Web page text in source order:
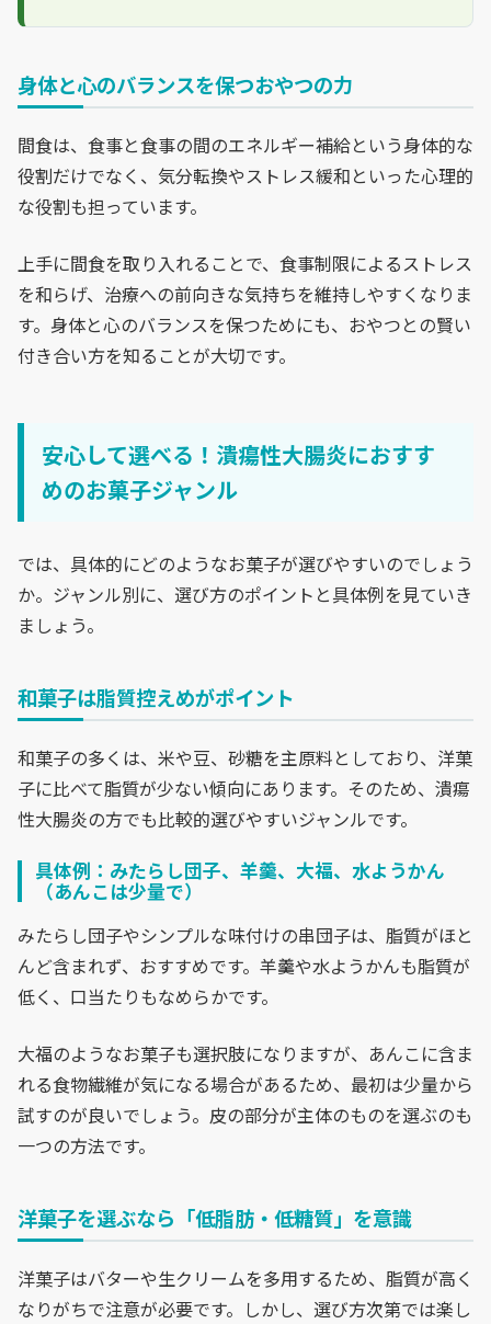
身体と心のバランスを保つおやつの力
間食は、食事と食事の間のエネルギー補給という身体的な
役割だけでなく、気分転換やストレス緩和といった心理的
な役割も担っています。
上手に間食を取り入れることで、食事制限によるストレス
を和らげ、治療への前向きな気持ちを維持しやすくなりま
す。身体と心のバランスを保つためにも、おやつとの賢い
付き合い方を知ることが大切です。
安心して選べる！潰瘍性大腸炎におすす
めのお菓子ジャンル
では、具体的にどのようなお菓子が選びやすいのでしょう
か。ジャンル別に、選び方のポイントと具体例を見ていき
ましょう。
和菓子は脂質控えめがポイント
和菓子の多くは、米や豆、砂糖を主原料としており、洋菓
子に比べて脂質が少ない傾向にあります。そのため、潰瘍
性大腸炎の方でも比較的選びやすいジャンルです。
具体例：みたらし団子、羊羹、大福、水ようかん
（あんこは少量で）
みたらし団子やシンプルな味付けの串団子は、脂質がほと
んど含まれず、おすすめです。羊羹や水ようかんも脂質が
低く、口当たりもなめらかです。
大福のようなお菓子も選択肢になりますが、あんこに含ま
れる食物繊維が気になる場合があるため、最初は少量から
試すのが良いでしょう。皮の部分が主体のものを選ぶのも
一つの方法です。
洋菓子を選ぶなら「低脂肪・低糖質」を意識
洋菓子はバターや生クリームを多用するため、脂質が高く
なりがちで注意が必要です。しかし、選び方次第では楽し